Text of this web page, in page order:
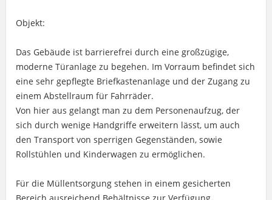
Objekt:
Das Gebäude ist barrierefrei durch eine großzügige,
moderne Türanlage zu begehen. Im Vorraum befindet sich
eine sehr gepflegte Briefkastenanlage und der Zugang zu
einem Abstellraum für Fahrräder.
Von hier aus gelangt man zu dem Personenaufzug, der
sich durch wenige Handgriffe erweitern lässt, um auch
den Transport von sperrigen Gegenständen, sowie
Rollstühlen und Kinderwagen zu ermöglichen.
Für die Müllentsorgung stehen in einem gesicherten